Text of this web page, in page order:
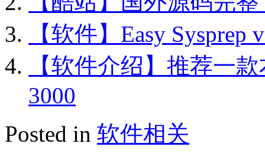
【软件】Easy
【软件介绍】推荐一
3000
Posted in 软件相关